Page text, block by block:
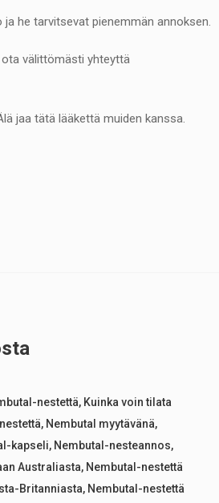
he tarvitsevat pienemmän annoksen.
välittömästi yhteyttä
jaa tätä lääkettä muiden kanssa.
nestettä, Kuinka voin tilata
, Nembutal myytävänä,
kapseli, Nembutal-nesteannos,
Australiasta, Nembutal-nestettä
Britanniasta, Nembutal-nestettä